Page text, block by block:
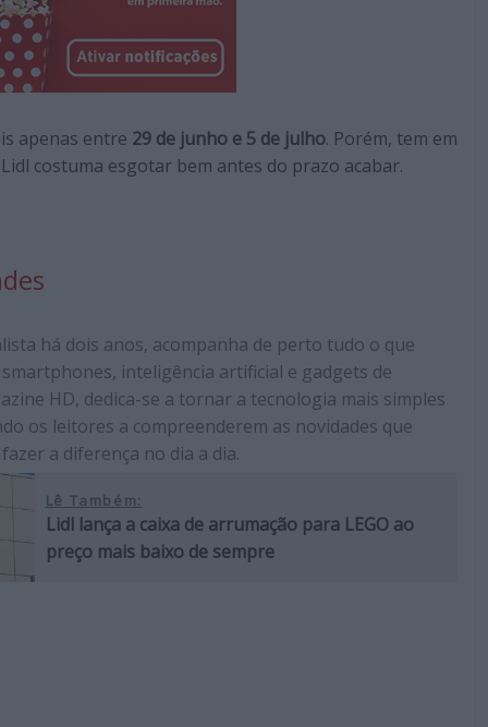
apenas entre 29 de junho e 5 de julho. Porém, tem em
costuma esgotar bem antes do prazo acabar.
há dois anos, acompanha de perto tudo o que
inteligência artificial e gadgets de
HD, dedica-se a tornar a tecnologia mais simples
os leitores a compreenderem as novidades que
a diferença no dia a dia.
Lê Também:
Lidl lança a caixa de arrumação para LEGO ao
preço mais baixo de sempre